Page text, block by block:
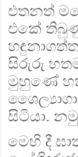
එතනත්
එකේ
සිරුරු
මුහුණේ
සිටියා.
මෙහි දී